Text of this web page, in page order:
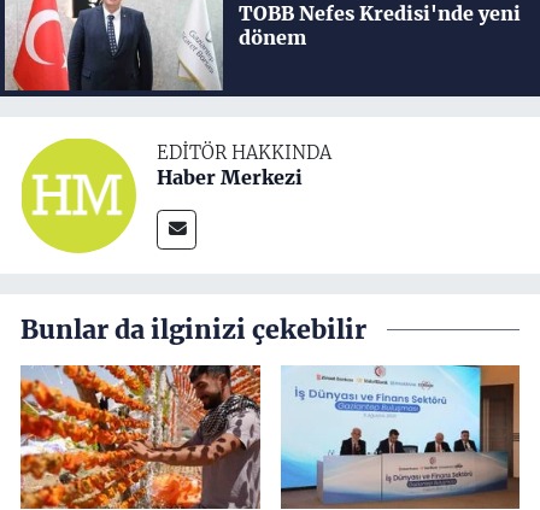
TOBB Nefes Kredisi'nde yeni
dönem
EDITÖR HAKKINDA
Haber Merkezi
Bunlar da ilginizi çekebilir